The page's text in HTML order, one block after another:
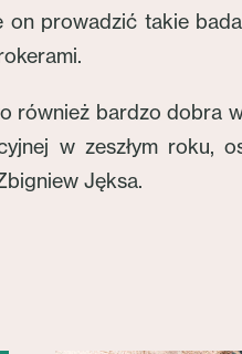
prowadzić takie
również bardzo dobra
w zeszłym roku,
Jęksa.